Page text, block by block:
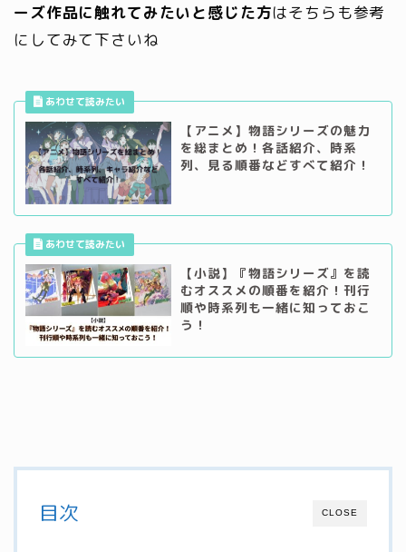
ーズ作品に触れてみたいと感じた方はそちらも参考
にしてみて下さいね
【アニメ】物語シリーズの魅力
を総まとめ！各話紹介、時系
列、見る順番などすべて紹介！
【小説】『物語シリーズ』を読
むオススメの順番を紹介！刊行
順や時系列も一緒に知っておこ
う！
CLOSE
目次